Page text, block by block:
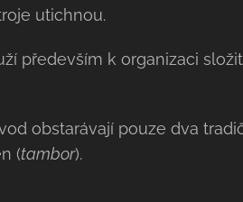
utichnou.
především k organizaci
obstarávají pouze dva
(tambor).